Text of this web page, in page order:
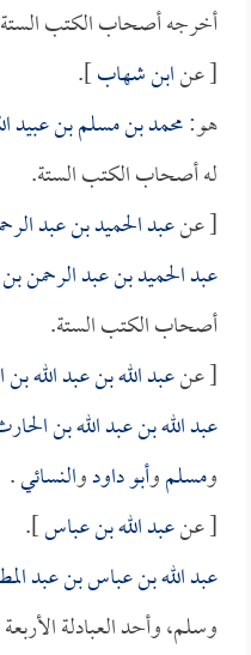
أخرجه أصحاب الكتب
[ عنابن شهاب].
هو:محمد بن مسلم بن عبيد
له أصحاب الكتب الستة.
[ عنعبد الحميد بن عبد
عبد الحميد بن عبد الرحمن
أصحاب الكتب الستة.
[ عنعبد الله بن عبد الله
عبد الله بن عبد الله بن
ومسلموأبو داودوالنسائي.
[ عنعبد الله بن عباس].
عبد الله بن عباس بن عبد
وسلم، وأحد العبادلة